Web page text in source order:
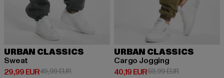
URBAN CLASSICS
Sweat
29,99 EUR
Derzeitiger Preis: 29,99 EUR
49,99 EURAktionspreis: 49,99 EUR
URBAN CLASSICS
Cargo Jogging
40,19 EUR
Derzeitiger Preis: 40,19 EUR
59,99 EURAktionspreis: